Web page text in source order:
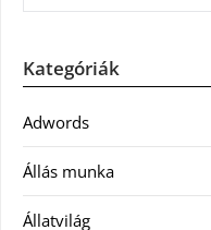
Kategóriák
Adwords
Állás munka
Állatvilág